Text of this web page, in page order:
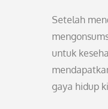
Setelah
untuk
gaya hidup